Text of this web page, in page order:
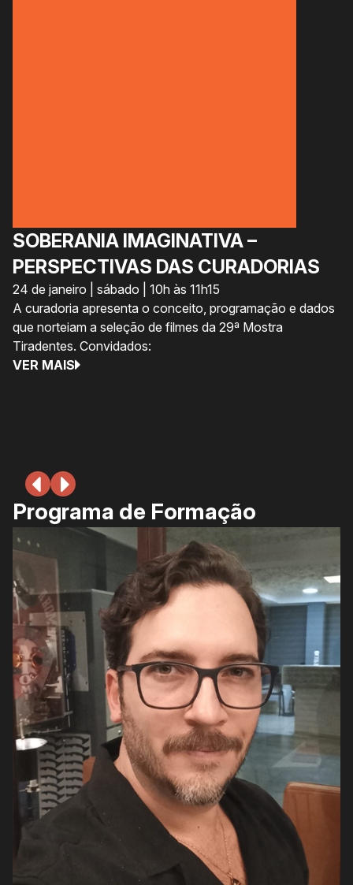
SOBERANIA IMAGINATIVA –
PERSPECTIVAS DAS CURADORIAS
24 de janeiro | sábado | 10h às 11h15
A curadoria apresenta o conceito, programação e dados
que norteiam a seleção de filmes da 29ª Mostra
Tiradentes. Convidados:
VER MAIS
Programa de Formação